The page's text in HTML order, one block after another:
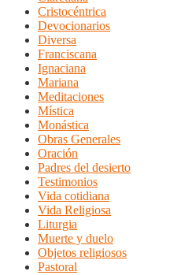
Cristocéntrica
Devocionarios
Diversa
Franciscana
Ignaciana
Mariana
Meditaciones
Mística
Monástica
Obras Generales
Oración
Padres del desierto
Testimonios
Vida cotidiana
Vida Religiosa
Liturgia
Muerte y duelo
Objetos religiosos
Pastoral